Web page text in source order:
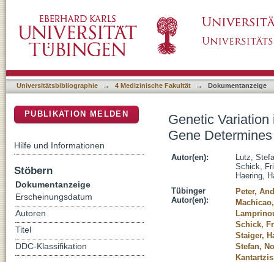
Visceral Obesity
Universitätsbibliographie → 4 Medizinische Fakultät → Dokumentanzeige
Genetic
Gene
Autor(en):
Lutz,
Schick,
Haering,
Tübinger
Autor(en):
Peter,
Schick,
Staiger,
Stefan,
PUBLIKATION MELDEN
Hilfe und Informationen
Stöbern
Dokumentanzeige
Erscheinungsdatum
Autoren
Titel
DDC-Klassifikation